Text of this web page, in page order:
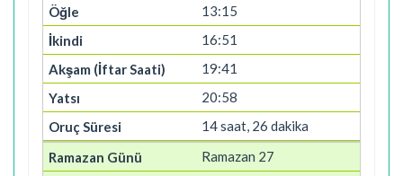
13:15
16:51
19:41
20:58
14 saat, 26 dakika
Ramazan 27